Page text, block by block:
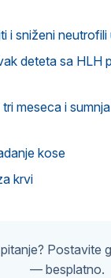
i sniženi neutrofili
deteta sa HLH
meseca i
kose
krvi
Postavite
— besplatno.